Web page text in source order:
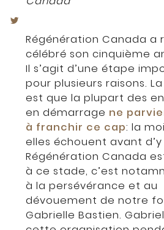
Régénération Canada a
célébré son cinquième
Il s’agit d’une étape
pour plusieurs raisons.
est que la plupart des
en démarrage ne
à franchir ce cap: la
elles échouent avant d’y
Régénération Canada
à ce stade, c’est
à la persévérance et au
dévouement de notre
Gabrielle Bastien.